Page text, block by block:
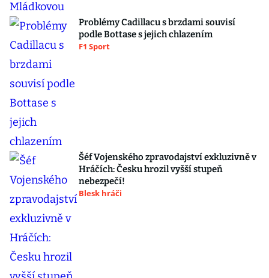
Problémy Cadillacu s brzdami souvisí
podle Bottase s jejich chlazením
F1 Sport
Šéf Vojenského zpravodajství exkluzivně v
Hráčích: Česku hrozil vyšší stupeň
nebezpečí!
Blesk hráči